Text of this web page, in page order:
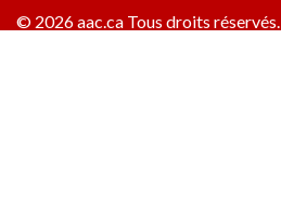
© 2026 aac.ca Tous droits réservés.